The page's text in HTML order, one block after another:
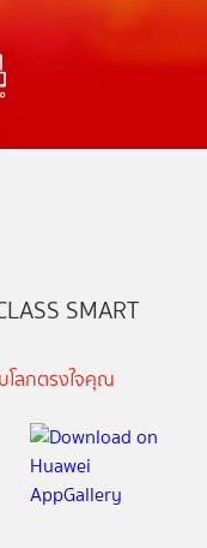
SMART
โลกตรงใจคุณ